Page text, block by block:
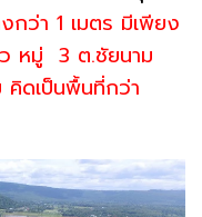
ว่า 1 เมตร มีเพียง
หมู่ 3 ต.ชัยนาม
คิดเป็นพื้นที่กว่า